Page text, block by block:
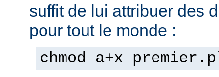
suffit de lui attribuer des
pour tout le monde :
chmod a+x